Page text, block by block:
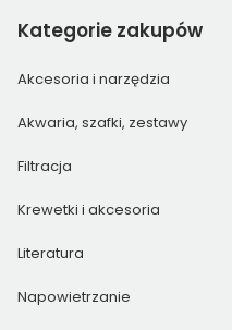
Kategorie zakupów
Akcesoria i narzędzia
Akwaria, szafki, zestawy
Filtracja
Krewetki i akcesoria
Literatura
Napowietrzanie